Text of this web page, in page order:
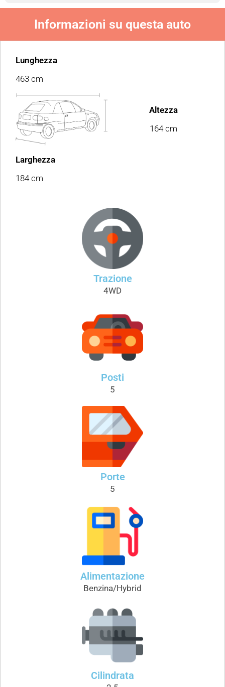
Informazioni su questa auto
Lunghezza
463 cm
Altezza
164 cm
Larghezza
184 cm
Trazione
4WD
Posti
5
Porte
5
Alimentazione
Benzina/Hybrid
Cilindrata